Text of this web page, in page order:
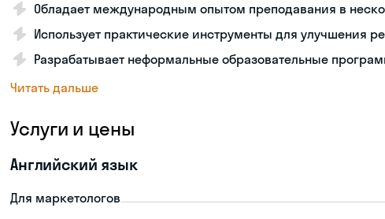
Обладает международным опытом преподавания в
Использует практические инструменты для улучшения
Разрабатывает неформальные образовательные
Читать дальше
Услуги и цены
Английский язык
Для маркетологов